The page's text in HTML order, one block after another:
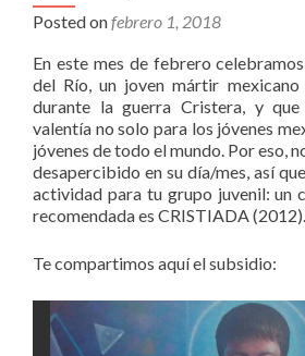
Posted onfebrero 1, 2018
En este mes de febrero celebramos
del Río, un joven mártir
durante la guerra Cristera, y
valentía no solo para los jóvenes
jóvenes de todo el mundo. Por eso,
desapercibido en su día/mes, así
actividad para tu grupo juvenil: un
recomendada es CRISTIADA (2012).
Te compartimos aquí el subsidio: